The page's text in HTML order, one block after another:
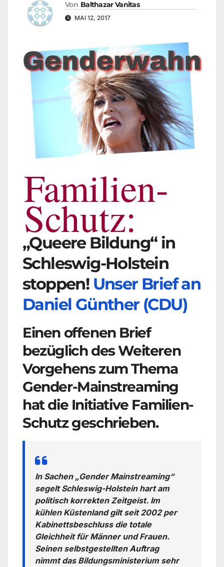
Von Balthazar Vanitas
MAI 12, 2017
Familien-
Schutz:
„Queere Bildung“ in
Schleswig-Holstein
stoppen! Unser Brief an
Daniel Günther (CDU)
Einen offenen Brief
bezüglich des Weiteren
Vorgehens zum Thema
Gender-Mainstreaming
hat die Initiative Familien-
Schutz geschrieben.
In Sachen „Gender Mainstreaming“
segelt Schleswig-Holstein hart am
politisch korrekten Zeitgeist. Im
kühlen Küstenland gilt seit 2002 per
Kabinettsbeschluss die totale
Gleichheit für Männer und Frauen.
Seinen selbstgestellten Auftrag
nimmt das Bildungsministerium sehr